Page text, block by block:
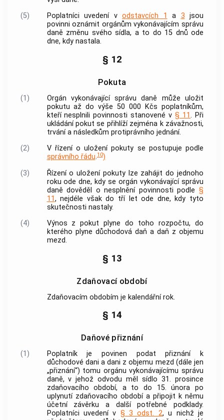
(5)
Poplatníci uvedení v odstavcích 1 a 3 jsou
povinni oznámit orgánům vykonávajícím správu
daně změnu svého sídla, a to do 15 dnů ode
dne, kdy nastala.
§ 12
Pokuta
(1)
Orgán vykonávající správu daně může uložit
pokutu až do výše 50 000 Kčs poplatníkům,
kteří nesplnili povinnosti stanovené v§ 11. Při
ukládání pokut se přihlíží zejména k závažnosti,
trvání a následkům protiprávního jednání.
(2)
V řízení o uložení pokuty se postupuje podle
správního řádu.10)
(3)
Řízení o uložení pokuty lze zahájit do jednoho
roku ode dne, kdy se orgán vykonávající správu
daně dověděl o nesplnění povinnosti podle §
11, nejdéle však do tří let ode dne, kdy tyto
skutečnosti nastaly.
(4)
Výnos z pokut plyne do toho rozpočtu, do
kterého plyne důchodová daň a daň z objemu
mezd.
§ 13
Zdaňovací období
Zdaňovacím obdobím je kalendářní rok.
§ 14
Daňové přiznání
(1)
Poplatník je povinen podat přiznání k
důchodové dani a dani z objemu mezd (dále jen
„přiznání“) tomu orgánu vykonávajícímu správu
daně, v jehož odvodu měl sídlo 31. prosince
zdaňovacího období, a to do 15. února po
uplynutí zdaňovacího období a připojit k němu
účetní závěrku a další potřebné podklady.
Poplatníci uvedení v § 3 odst. 2, u nichž je